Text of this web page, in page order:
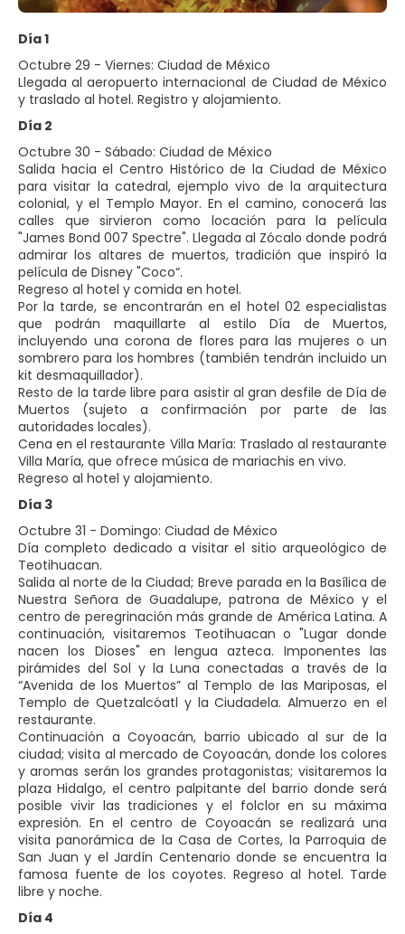
Día 1
Octubre 29 - Viernes: Ciudad de México
Llegada al aeropuerto internacional de Ciudad de México
y traslado al hotel. Registro y alojamiento.
Día 2
Octubre 30 - Sábado: Ciudad de México
Salida hacia el Centro Histórico de la Ciudad de México
para visitar la catedral, ejemplo vivo de la arquitectura
colonial, y el Templo Mayor. En el camino, conocerá las
calles que sirvieron como locación para la película
"James Bond 007 Spectre". Llegada al Zócalo donde podrá
admirar los altares de muertos, tradición que inspiró la
película de Disney "Coco“.
Regreso al hotel y comida en hotel.
Por la tarde, se encontrarán en el hotel 02 especialistas
que podrán maquillarte al estilo Día de Muertos,
incluyendo una corona de flores para las mujeres o un
sombrero para los hombres (también tendrán incluido un
kit desmaquillador).
Resto de la tarde libre para asistir al gran desfile de Día de
Muertos (sujeto a confirmación por parte de las
autoridades locales).
Cena en el restaurante Villa María: Traslado al restaurante
Villa María, que ofrece música de mariachis en vivo.
Regreso al hotel y alojamiento.
Día 3
Octubre 31 - Domingo: Ciudad de México
Día completo dedicado a visitar el sitio arqueológico de
Teotihuacan.
Salida al norte de la Ciudad; Breve parada en la Basílica de
Nuestra Señora de Guadalupe, patrona de México y el
centro de peregrinación más grande de América Latina. A
continuación, visitaremos Teotihuacan o "Lugar donde
nacen los Dioses" en lengua azteca. Imponentes las
pirámides del Sol y la Luna conectadas a través de la
“Avenida de los Muertos” al Templo de las Mariposas, el
Templo de Quetzalcóatl y la Ciudadela. Almuerzo en el
restaurante.
Continuación a Coyoacán, barrio ubicado al sur de la
ciudad; visita al mercado de Coyoacán, donde los colores
y aromas serán los grandes protagonistas; visitaremos la
plaza Hidalgo, el centro palpitante del barrio donde será
posible vivir las tradiciones y el folclor en su máxima
expresión. En el centro de Coyoacán se realizará una
visita panorámica de la Casa de Cortes, la Parroquia de
San Juan y el Jardín Centenario donde se encuentra la
famosa fuente de los coyotes. Regreso al hotel. Tarde
libre y noche.
Día 4